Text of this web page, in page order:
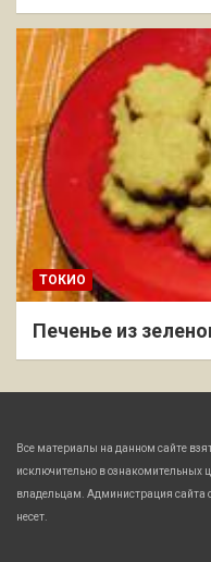
ТОКИО
Печенье из
Все материалы на данном сайте
исключительно в ознакомительных
владельцам. Администрация сайта
несет.